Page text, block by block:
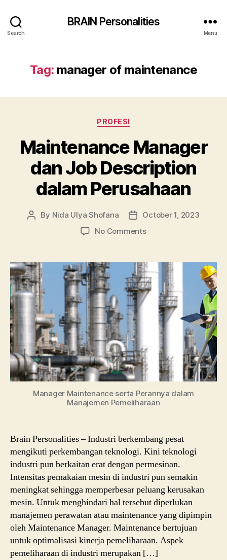
Search
BRAIN Personalities
Menu
Tag: manager of maintenance
Categories
PROFESI
Maintenance Manager
dan Job Description
dalam Perusahaan
Post
By Nida Ulya Shofana
PostOctober 1, 2023
No Commentson
dan
Job
Description
dalam
Perusahaan
Manager Maintenance serta Perannya dalam
Manajemen Pemeliharaan
Brain Personalities – Industri berkembang pesat
mengikuti perkembangan teknologi. Kini teknologi
industri pun berkaitan erat dengan permesinan.
Intensitas pemakaian mesin di industri pun semakin
meningkat sehingga memperbesar peluang kerusakan
mesin. Untuk menghindari hal tersebut diperlukan
manajemen perawatan atau maintenance yang dipimpin
oleh Maintenance Manager. Maintenance bertujuan
untuk optimalisasi kinerja pemeliharaan. Aspek
pemeliharaan di industri merupakan […]